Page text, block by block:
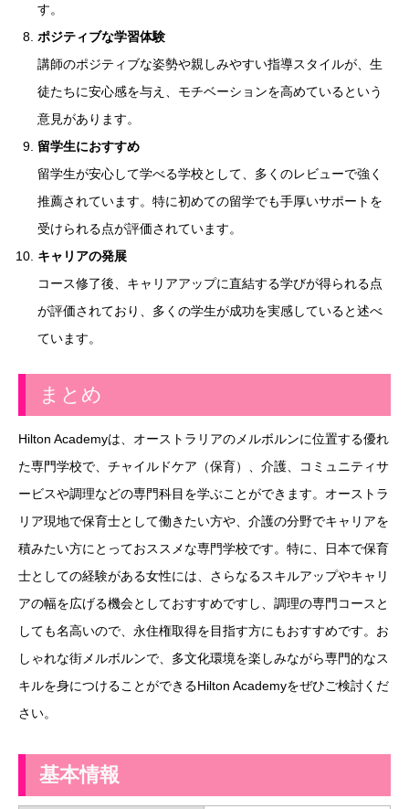
す。
ポジティブな学習体験
講師のポジティブな姿勢や親しみやすい指導スタイルが、生
徒たちに安心感を与え、モチベーションを高めているという
意見があります。
留学生におすすめ
留学生が安心して学べる学校として、多くのレビューで強く
推薦されています。特に初めての留学でも手厚いサポートを
受けられる点が評価されています。
キャリアの発展
コース修了後、キャリアアップに直結する学びが得られる点
が評価されており、多くの学生が成功を実感していると述べ
ています。
まとめ
Hilton Academyは、オーストラリアのメルボルンに位置する優れ
た専門学校で、チャイルドケア（保育）、介護、コミュニティサ
ービスや調理などの専門科目を学ぶことができます。オーストラ
リア現地で保育士として働きたい方や、介護の分野でキャリアを
積みたい方にとっておススメな専門学校です。特に、日本で保育
士としての経験がある女性には、さらなるスキルアップやキャリ
アの幅を広げる機会としておすすめですし、調理の専門コースと
しても名高いので、永住権取得を目指す方にもおすすめです。お
しゃれな街メルボルンで、多文化環境を楽しみながら専門的なス
キルを身につけることができるHilton Academyをぜひご検討くだ
さい。
基本情報